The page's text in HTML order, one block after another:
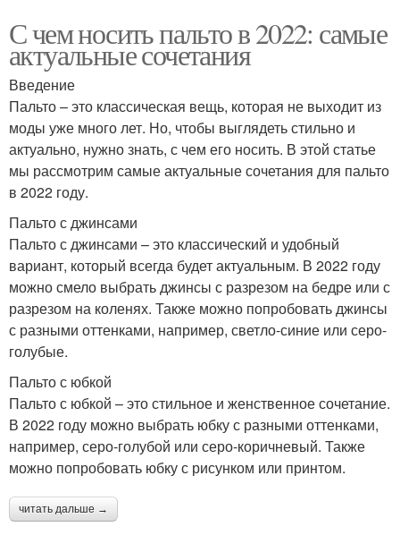
С чем носить пальто в 2022: самые
актуальные сочетания
Введение
Пальто – это классическая вещь, которая не выходит из
моды уже много лет. Но, чтобы выглядеть стильно и
актуально, нужно знать, с чем его носить. В этой статье
мы рассмотрим самые актуальные сочетания для пальто
в 2022 году.
Пальто с джинсами
Пальто с джинсами – это классический и удобный
вариант, который всегда будет актуальным. В 2022 году
можно смело выбрать джинсы с разрезом на бедре или с
разрезом на коленях. Также можно попробовать джинсы
с разными оттенками, например, светло-синие или серо-
голубые.
Пальто с юбкой
Пальто с юбкой – это стильное и женственное сочетание.
В 2022 году можно выбрать юбку с разными оттенками,
например, серо-голубой или серо-коричневый. Также
можно попробовать юбку с рисунком или принтом.
читать дальше →